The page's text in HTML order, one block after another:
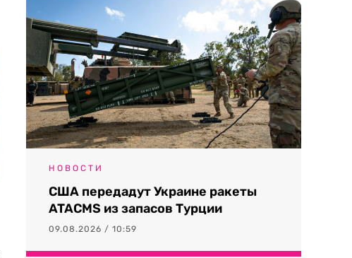
НОВОСТИ
США передадут Украине ракеты
ATACMS из запасов Турции
09.08.2026 / 10:59